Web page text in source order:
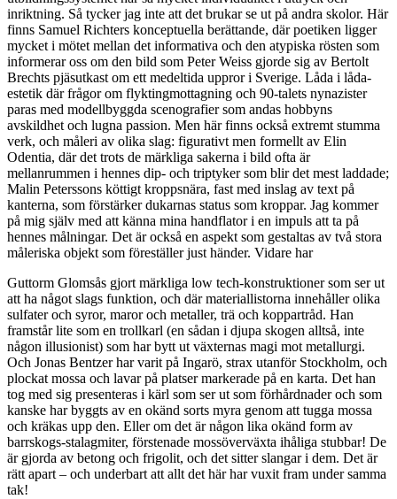
inriktning. Så tycker jag inte att det brukar se ut på andra skolor. Här
finns Samuel Richters konceptuella berättande, där poetiken ligger
mycket i mötet mellan det informativa och den atypiska rösten som
informerar oss om den bild som Peter Weiss gjorde sig av Bertolt
Brechts pjäsutkast om ett medeltida uppror i Sverige. Låda i låda-
estetik där frågor om flyktingmottagning och 90-talets nynazister
paras med modellbyggda scenografier som andas hobbyns
avskildhet och lugna passion. Men här finns också extremt stumma
verk, och måleri av olika slag: figurativt men formellt av Elin
Odentia, där det trots de märkliga sakerna i bild ofta är
mellanrummen i hennes dip- och triptyker som blir det mest laddade;
Malin Peterssons köttigt kroppsnära, fast med inslag av text på
kanterna, som förstärker dukarnas status som kroppar. Jag kommer
på mig själv med att känna mina handflator i en impuls att ta på
hennes målningar. Det är också en aspekt som gestaltas av två stora
måleriska objekt som föreställer just händer. Vidare har
Guttorm Glomsås gjort märkliga low tech-konstruktioner som ser ut
att ha något slags funktion, och där materiallistorna innehåller olika
sulfater och syror, maror och metaller, trä och koppartråd. Han
framstår lite som en trollkarl (en sådan i djupa skogen alltså, inte
någon illusionist) som har bytt ut växternas magi mot metallurgi.
Och Jonas Bentzer har varit på Ingarö, strax utanför Stockholm, och
plockat mossa och lavar på platser markerade på en karta. Det han
tog med sig presenteras i kärl som ser ut som förhårdnader och som
kanske har byggts av en okänd sorts myra genom att tugga mossa
och kräkas upp den. Eller om det är någon lika okänd form av
barrskogs-stalagmiter, förstenade mossöverväxta ihåliga stubbar! De
är gjorda av betong och frigolit, och det sitter slangar i dem. Det är
rätt apart – och underbart att allt det här har vuxit fram under samma
tak!